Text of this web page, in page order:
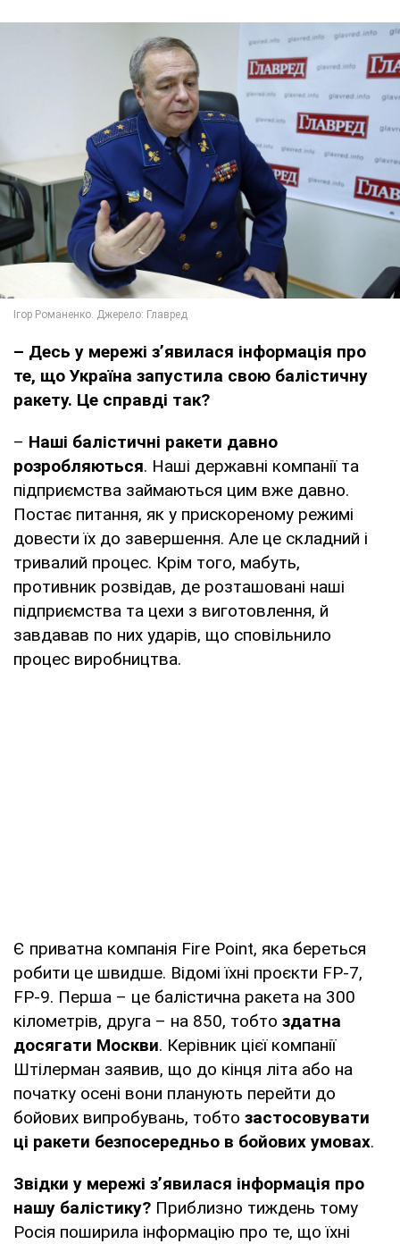
– Десь у мережі з’явилася інформація про
те, що Україна запустила свою балістичну
ракету. Це справді так?
– Наші балістичні ракети давно
розробляються. Наші державні компанії та
підприємства займаються цим вже давно.
Постає питання, як у прискореному режимі
довести їх до завершення. Але це складний і
тривалий процес. Крім того, мабуть,
противник розвідав, де розташовані наші
підприємства та цехи з виготовлення, й
завдавав по них ударів, що сповільнило
процес виробництва.
Є приватна компанія Fire Point, яка береться
робити це швидше. Відомі їхні проєкти FP-7,
FP-9. Перша – це балістична ракета на 300
кілометрів, друга – на 850, тобто здатна
досягати Москви. Керівник цієї компанії
Штілерман заявив, що до кінця літа або на
початку осені вони планують перейти до
бойових випробувань, тобто застосовувати
ці ракети безпосередньо в бойових умовах.
Звідки у мережі з’явилася інформація про
нашу балістику? Приблизно тиждень тому
Росія поширила інформацію про те, що їхні